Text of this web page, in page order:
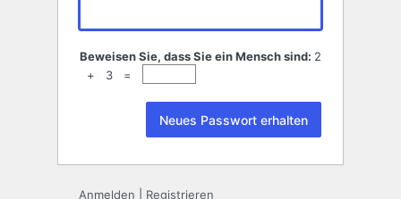
Beweisen Sie, dass Sie ein Mensch sind: 2
+ 3 =
Anmelden Registrieren